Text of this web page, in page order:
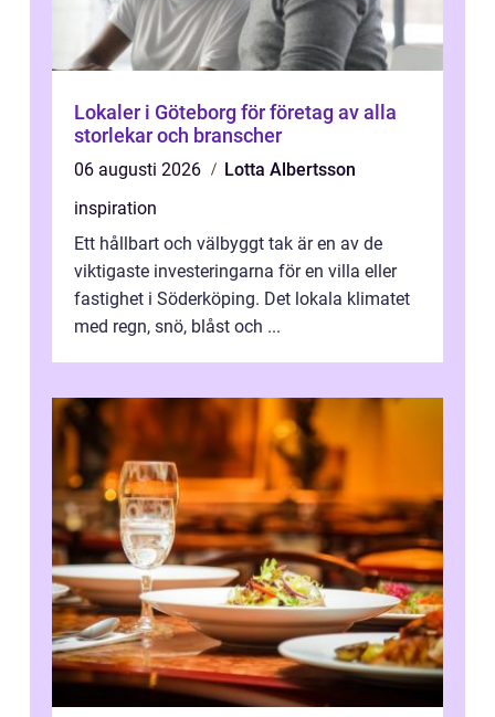
Lokaler i Göteborg för företag av alla
storlekar och branscher
06 augusti 2026
Lotta Albertsson
inspiration
Ett hållbart och välbyggt tak är en av de
viktigaste investeringarna för en villa eller
fastighet i Söderköping. Det lokala klimatet
med regn, snö, blåst och ...